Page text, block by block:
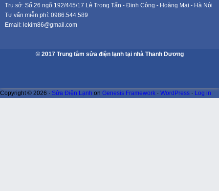
Trụ sở: Số 26 ngõ 192/445/17 Lê Trọng Tấn - Định Công - Hoàng Mai - Hà Nội
Tư vấn miễn phí: 0986.544.589
Email: lekim86@gmail.com
© 2017 Trung tâm sửa điện lạnh tại nhà Thanh Dương
Copyright © 2026 · Sửa Điện Lạnh on Genesis Framework · WordPress · Log in